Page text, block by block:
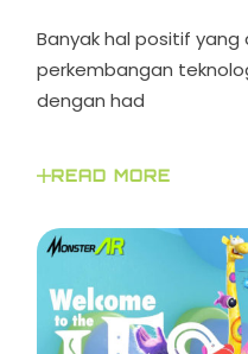
Banyak hal positif
perkembangan
dengan had
READ MORE